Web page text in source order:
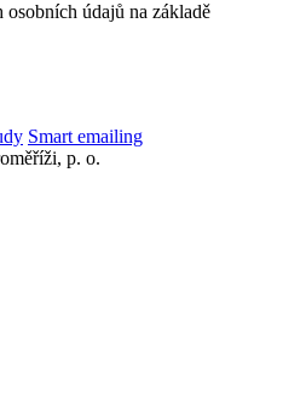
osobních údajů na základě
Smart emailing
p. o.